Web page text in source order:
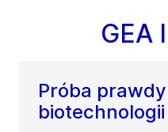
GEA
Próba
biotechnologii